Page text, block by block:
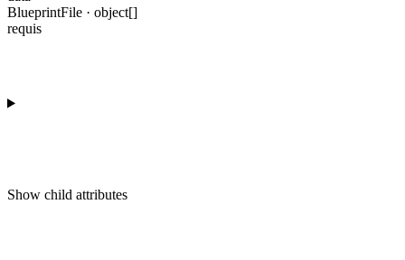
BlueprintFile · object[]
requis
Show child attributes